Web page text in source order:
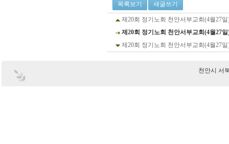
목록보기 새글쓰기
제20회 정기노회 천안서부교회(4월27
제20회 정기노회 천안서부교회(4월27
제20회 정기노회 천안서부교회(4월27
천안시 서